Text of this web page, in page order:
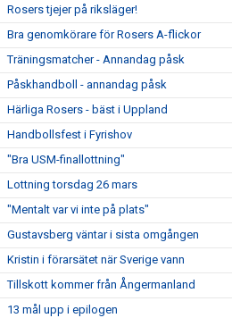
Rosers tjejer på riksläger!
Bra genomkörare för Rosers A-flickor
Träningsmatcher - Annandag påsk
Påskhandboll - annandag påsk
Härliga Rosers - bäst i Uppland
Handbollsfest i Fyrishov
"Bra USM-finallottning"
Lottning torsdag 26 mars
"Mentalt var vi inte på plats"
Gustavsberg väntar i sista omgången
Kristin i förarsätet när Sverige vann
Tillskott kommer från Ångermanland
13 mål upp i epilogen